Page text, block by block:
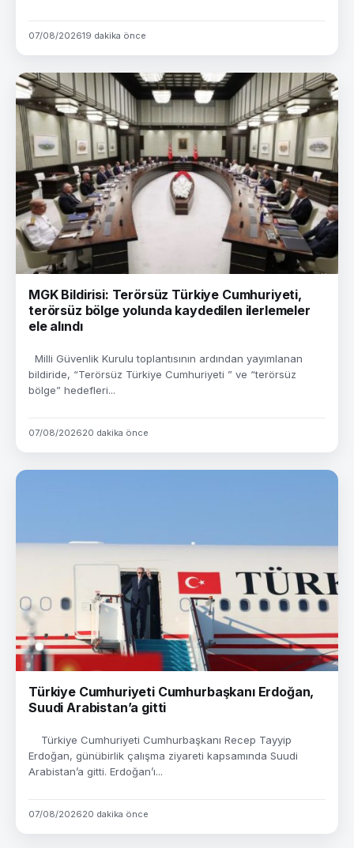
07/08/202619 dakika önce
MGK Bildirisi: Terörsüz Türkiye Cumhuriyeti,
terörsüz bölge yolunda kaydedilen ilerlemeler
ele alındı
Milli Güvenlik Kurulu toplantısının ardından yayımlanan
bildiride, “Terörsüz Türkiye Cumhuriyeti ” ve “terörsüz
bölge” hedefleri...
07/08/202620 dakika önce
Türkiye Cumhuriyeti Cumhurbaşkanı Erdoğan,
Suudi Arabistan’a gitti
Türkiye Cumhuriyeti Cumhurbaşkanı Recep Tayyip
Erdoğan, günübirlik çalışma ziyareti kapsamında Suudi
Arabistan’a gitti. Erdoğan’ı...
07/08/202620 dakika önce